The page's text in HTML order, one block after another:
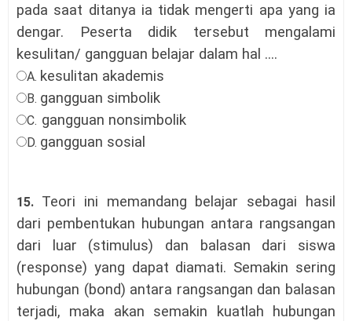
pada saat ditanya ia tidak mengerti apa yang ia
dengar. Peserta didik tersebut mengalami
kesulitan/ gangguan belajar dalam hal ....
A. kesulitan akademis
B. gangguan simbolik
C. gangguan nonsimbolik
D. gangguan sosial
15. Teori ini memandang belajar sebagai hasil
dari pembentukan hubungan antara rangsangan
dari luar (stimulus) dan balasan dari siswa
(response) yang dapat diamati. Semakin sering
hubungan (bond) antara rangsangan dan balasan
terjadi, maka akan semakin kuatlah hubungan